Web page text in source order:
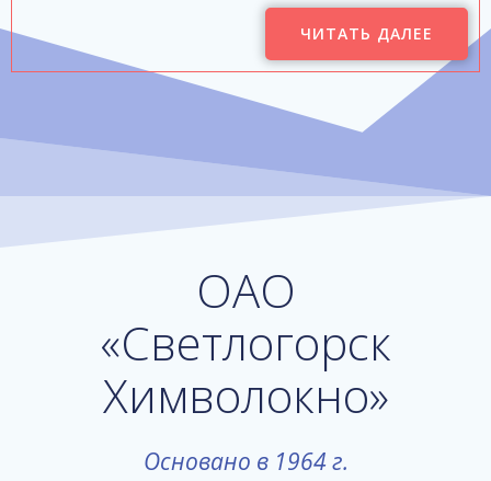
ЧИТАТЬ ДАЛЕЕ
ОАО
«Светлогорск
Химволокно»
Основано в 1964 г.